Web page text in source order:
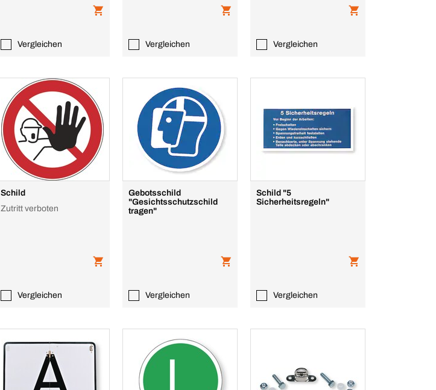
Vergleichen Vergleichen Vergleichen
Schild
Zutritt verboten
Vergleichen
Gebotsschild
"Gesichtsschutzschild
tragen"
Vergleichen
Schild "5
Sicherheitsregeln"
Vergleichen